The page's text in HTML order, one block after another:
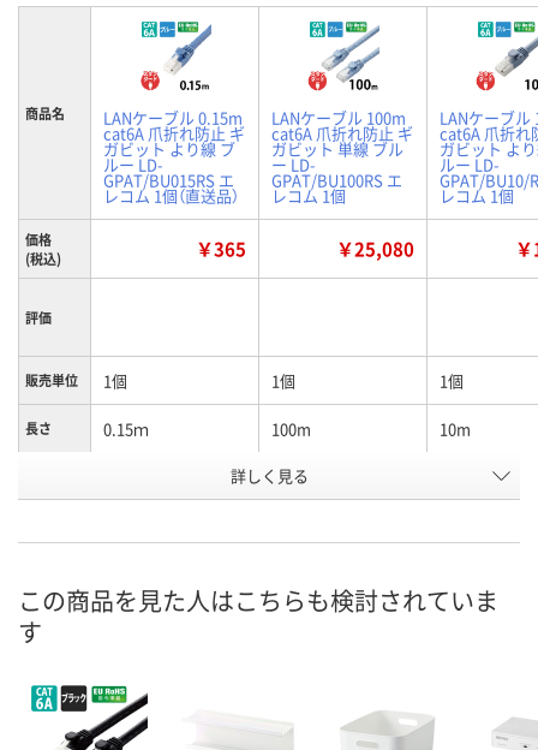
商品名 LANケーブル 0.15m
cat6A 爪折れ防止 ギ
ガビット より線 ブ
ルー LD-
GPAT/BU015RS エ
レコム 1個（直送品）
LANケーブル 100m
cat6A 爪折れ防止 ギ
ガビット 単線 ブル
ー LD-
GPAT/BU100RS エ
レコム 1個
LANケーブル
cat6A 爪折れ
ガビット よ
ルー LD-
GPAT/BU10/
レコム 1個
価格
(税込)
￥365 ￥25,080
評価
販売単位 1個 1個 1個
長さ 0.15ｍ 100m 10m
ブルー
号
お届け日
在庫切れです
（次回入荷日未定）
詳しく見る
この商品を見た人はこちらも検討されていま
す